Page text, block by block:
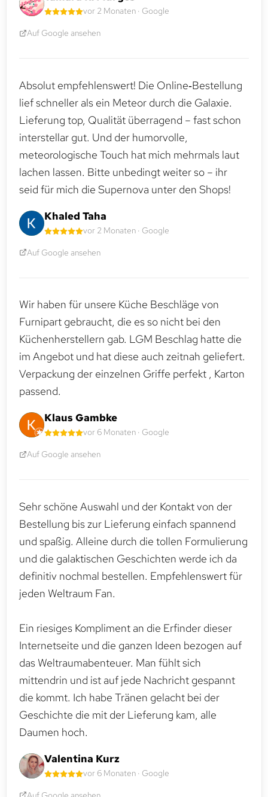
vor 2 Monaten · Google
Auf Google ansehen
Absolut empfehlenswert! Die Online‑Bestellung
lief schneller als ein Meteor durch die Galaxie.
Lieferung top, Qualität überragend – fast schon
interstellar gut. Und der humorvolle,
meteorologische Touch hat mich mehrmals laut
lachen lassen. Bitte unbedingt weiter so – ihr
seid für mich die Supernova unter den Shops!
Khaled Taha
vor 2 Monaten · Google
Auf Google ansehen
Wir haben für unsere Küche Beschläge von
Furnipart gebraucht, die es so nicht bei den
Küchenherstellern gab. LGM Beschlag hatte die
im Angebot und hat diese auch zeitnah geliefert.
Verpackung der einzelnen Griffe perfekt , Karton
passend.
Klaus Gambke
vor 6 Monaten · Google
Auf Google ansehen
Sehr schöne Auswahl und der Kontakt von der
Bestellung bis zur Lieferung einfach spannend
und spaßig. Alleine durch die tollen Formulierung
und die galaktischen Geschichten werde ich da
definitiv nochmal bestellen. Empfehlenswert für
jeden Weltraum Fan.
Ein riesiges Kompliment an die Erfinder dieser
Internetseite und die ganzen Ideen bezogen auf
das Weltraumabenteuer. Man fühlt sich
mittendrin und ist auf jede Nachricht gespannt
die kommt. Ich habe Tränen gelacht bei der
Geschichte die mit der Lieferung kam, alle
Daumen hoch.
Valentina Kurz
vor 6 Monaten · Google